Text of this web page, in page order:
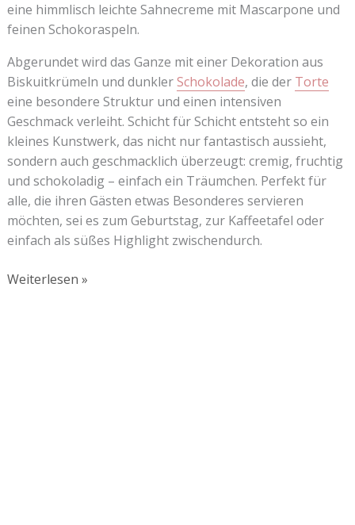
eine himmlisch leichte Sahnecreme mit Mascarpone und
feinen Schokoraspeln.
Abgerundet wird das Ganze mit einer Dekoration aus
Biskuitkrümeln und dunklerSchokolade, die der Torte
eine besondere Struktur und einen intensiven
Geschmack verleiht. Schicht für Schicht entsteht so ein
kleines Kunstwerk, das nicht nur fantastisch aussieht,
sondern auch geschmacklich überzeugt: cremig, fruchtig
und schokoladig – einfach ein Träumchen. Perfekt für
alle, die ihren Gästen etwas Besonderes servieren
möchten, sei es zum Geburtstag, zur Kaffeetafel oder
einfach als süßes Highlight zwischendurch.
Weiterlesen »